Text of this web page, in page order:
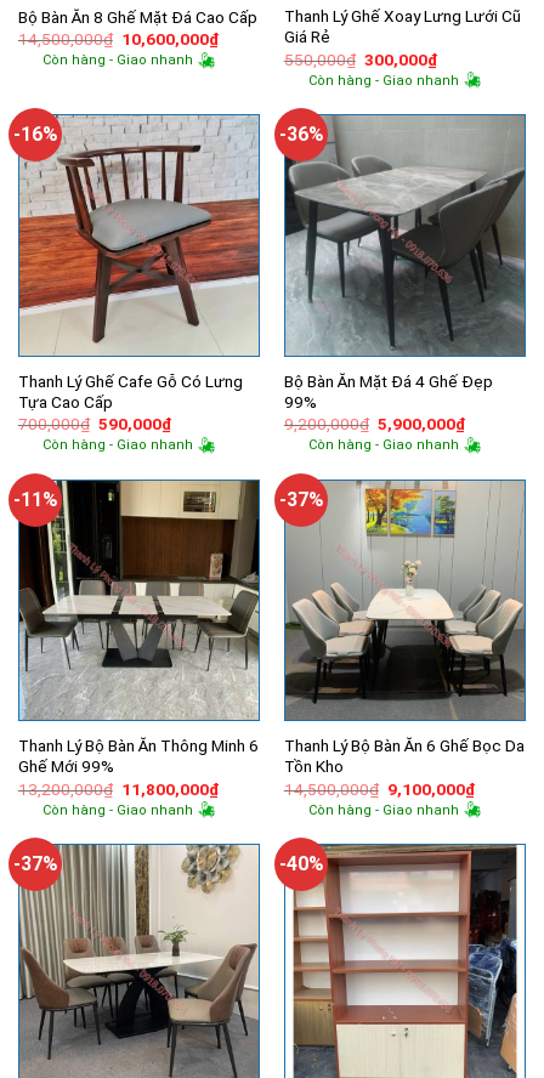
Bộ Bàn Ăn 8 Ghế Mặt Đá Cao Cấp
14,500,000₫ Giá
gốc
là:
10,600,000₫Giá
hiện
Còn hàng - Giao nhanh
Thanh Lý Ghế Xoay Lưng Lưới Cũ
Giá Rẻ
550,000₫ Giá
gốc
là:
300,000₫Giá
hiện
tại
300,000₫.
Còn hàng - Giao nhanh
-16%
Thanh Lý Ghế Cafe Gỗ Có Lưng
Tựa Cao Cấp
700,000₫ Giá
gốc
là:
590,000₫Giá
hiện
tại
590,000₫.
Còn hàng - Giao nhanh
-36%
Bộ Bàn Ăn Mặt Đá 4 Ghế Đẹp
99%
9,200,000₫ Giá
gốc
là:
5,900,000₫Giá
hiện
tại
Còn hàng - Giao nhanh
-11%
Thanh Lý Bộ Bàn Ăn Thông Minh 6
Ghế Mới 99%
13,200,000₫ Giá
gốc
là:
11,800,000₫Giá
hiện
11,800,000₫.
Còn hàng - Giao nhanh
-37%
Thanh Lý Bộ Bàn Ăn 6 Ghế Bọc Da
Tồn Kho
14,500,000₫ Giá
gốc
là:
9,100,000₫Giá
hiện
tại
Còn hàng - Giao nhanh
-37% -40%